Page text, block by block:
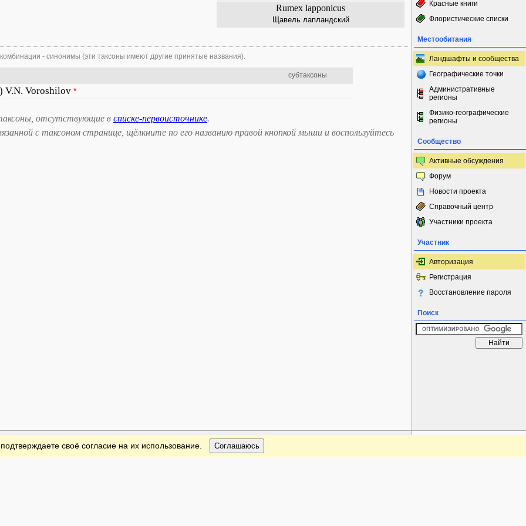
Rumex lapponicus
Щавель лапландский
- синонимы (эти таксоны имеют другие принятые названия).
субтаксоны
V.N. Voroshilov *
отсутствующие в списке-первоисточнике.
с таксоном странице, щёлкните по его названию правой кнопкой мыши и воспользуйтесь
Красные книги
Флористические списки
Местообитания
Ландшафты и сообщества
Географические точки
Административные
регионы
Физико-географические
регионы
Сообщество
Активные обсуждения
Форум
Новости проекта
Справочный центр
Участники проекта
Участник
Авторизация
Регистрация
Восстановление пароля
Поиск
своё согласие на их использование. Соглашаюсь